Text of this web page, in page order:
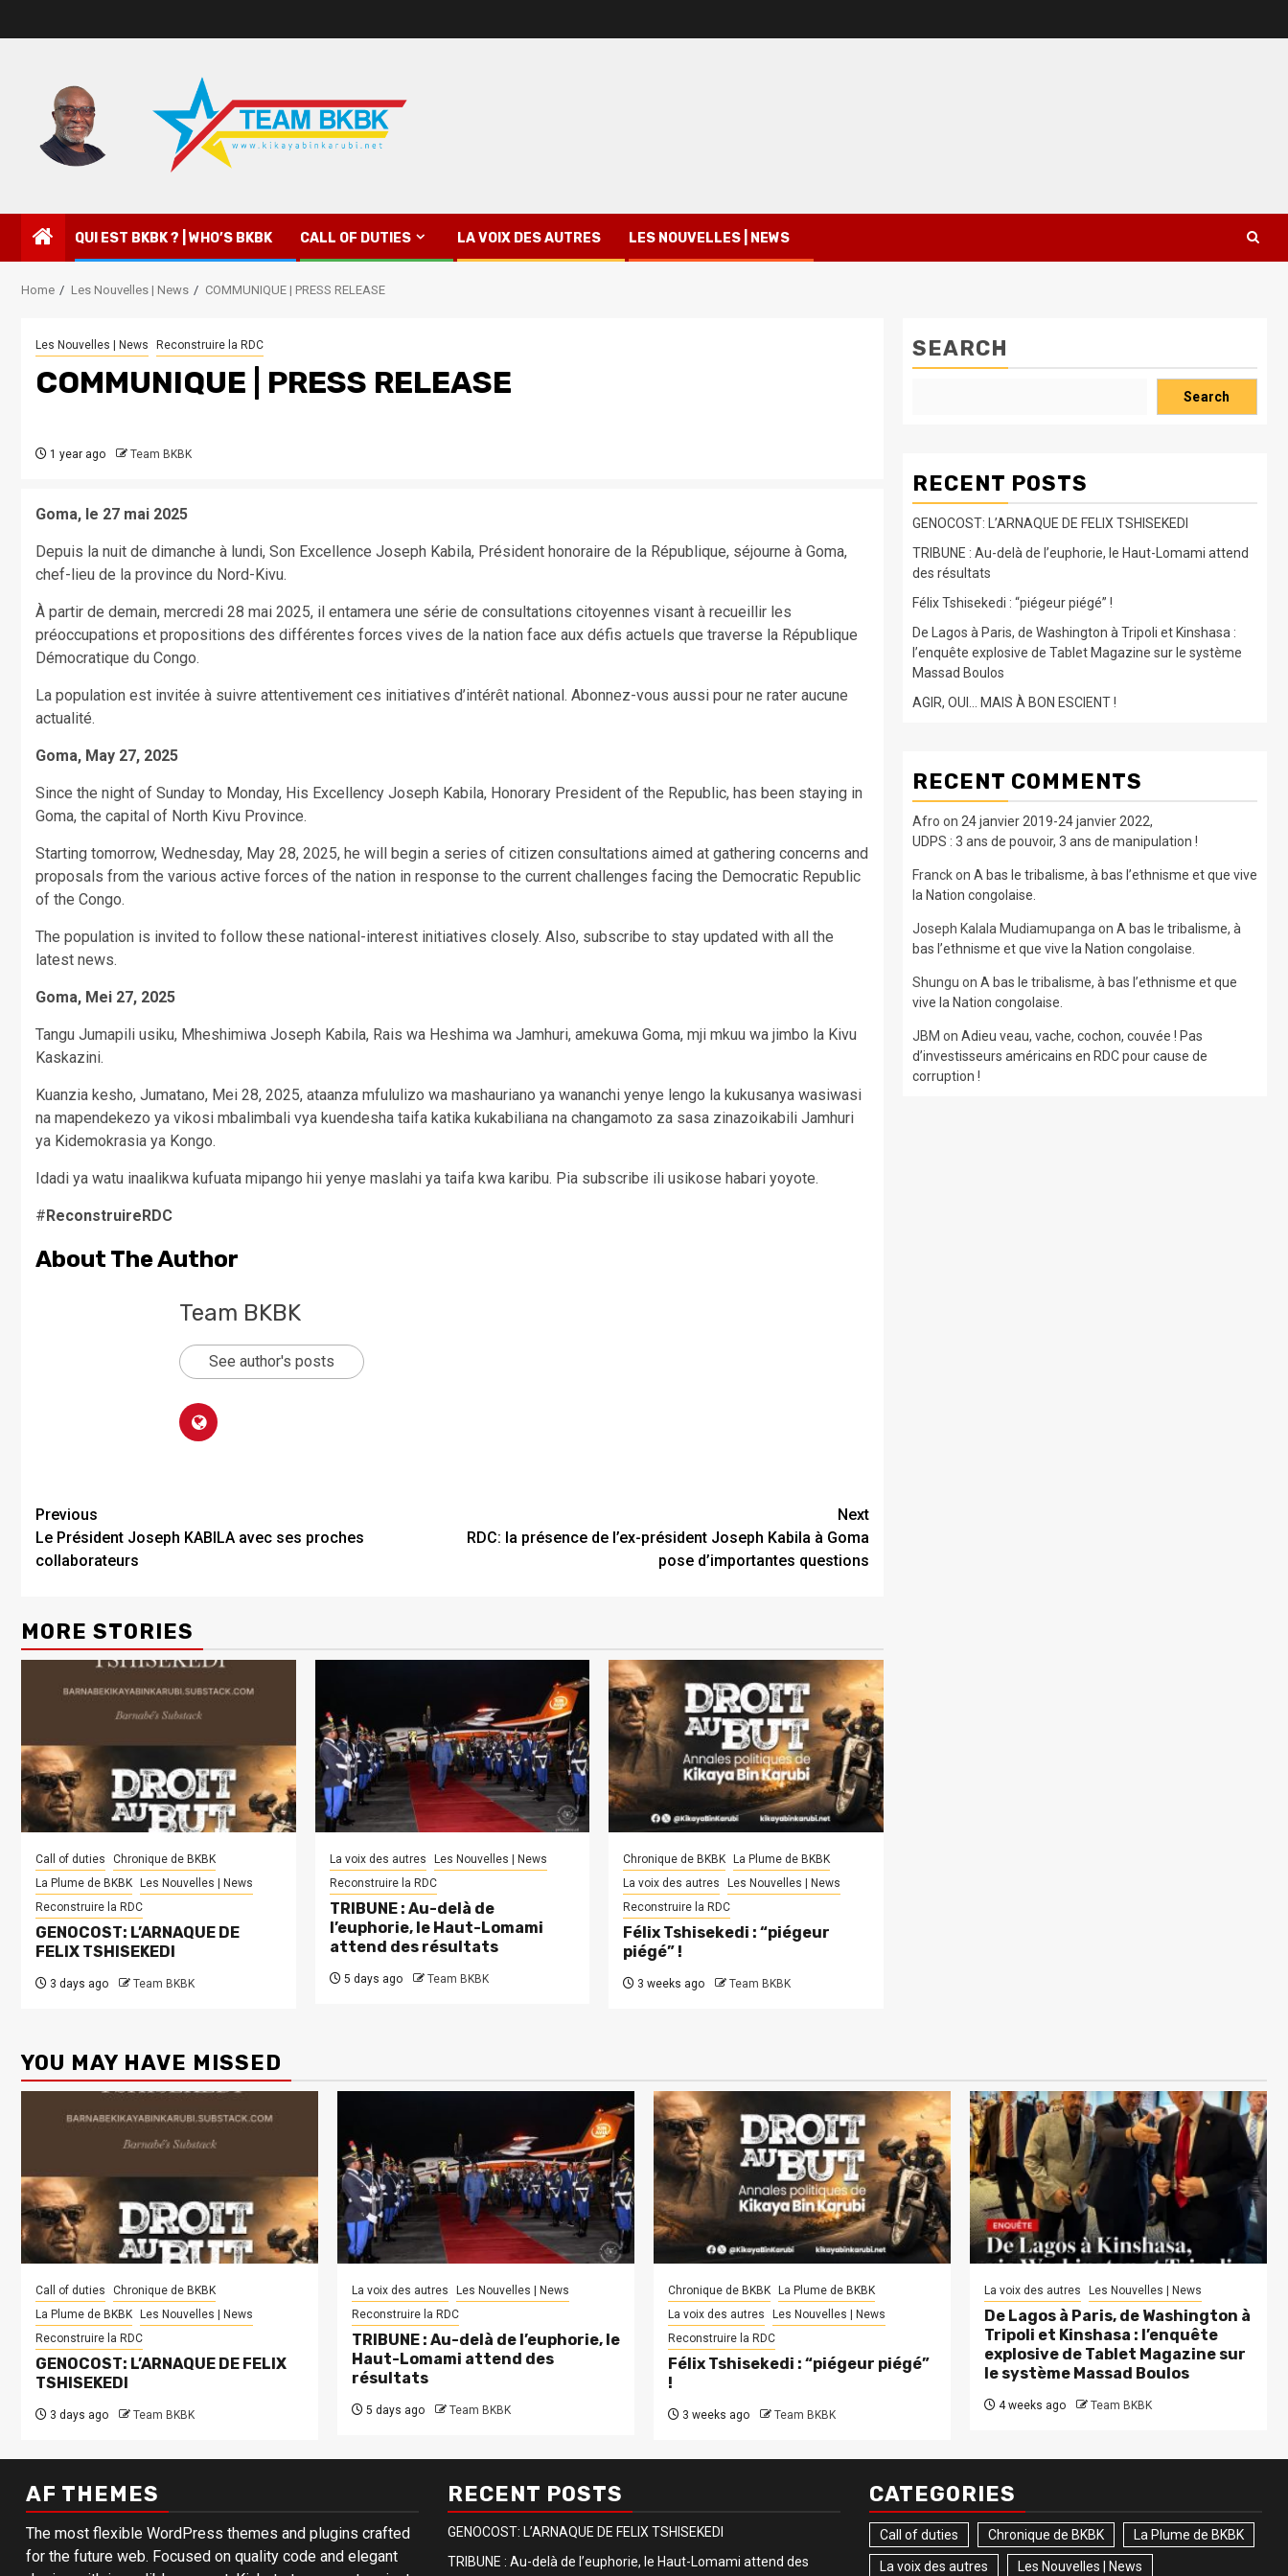
QUI EST BKBK ? | WHO’S BKBK CALL OF DUTIES LA VOIX DES AUTRES LES NOUVELLES | NEWS
Home Les Nouvelles | News COMMUNIQUE | PRESS RELEASE
Les Nouvelles | News Reconstruire la RDC
COMMUNIQUE | PRESS RELEASE
1 year ago Team BKBK
Goma, le 27 mai 2025
Depuis la nuit de dimanche à lundi, Son Excellence Joseph Kabila, Président honoraire de la République, séjourne à Goma,
chef-lieu de la province du Nord-Kivu.
À partir de demain, mercredi 28 mai 2025, il entamera une série de consultations citoyennes visant à recueillir les
préoccupations et propositions des différentes forces vives de la nation face aux défis actuels que traverse la République
Démocratique du Congo.
La population est invitée à suivre attentivement ces initiatives d’intérêt national. Abonnez-vous aussi pour ne rater aucune
actualité.
Goma, May 27, 2025
Since the night of Sunday to Monday, His Excellency Joseph Kabila, Honorary President of the Republic, has been staying in
Goma, the capital of North Kivu Province.
Starting tomorrow, Wednesday, May 28, 2025, he will begin a series of citizen consultations aimed at gathering concerns and
proposals from the various active forces of the nation in response to the current challenges facing the Democratic Republic
of the Congo.
The population is invited to follow these national-interest initiatives closely. Also, subscribe to stay updated with all the
latest news.
Goma, Mei 27, 2025
Tangu Jumapili usiku, Mheshimiwa Joseph Kabila, Rais wa Heshima wa Jamhuri, amekuwa Goma, mji mkuu wa jimbo la Kivu
Kaskazini.
Kuanzia kesho, Jumatano, Mei 28, 2025, ataanza mfululizo wa mashauriano ya wananchi yenye lengo la kukusanya wasiwasi
na mapendekezo ya vikosi mbalimbali vya kuendesha taifa katika kukabiliana na changamoto za sasa zinazoikabili Jamhuri
ya Kidemokrasia ya Kongo.
Idadi ya watu inaalikwa kufuata mipango hii yenye maslahi ya taifa kwa karibu. Pia subscribe ili usikose habari yoyote.
#ReconstruireRDC
About The Author
Team BKBK
See author's posts
Previous
Le Président Joseph KABILA avec ses proches
collaborateurs
Next
RDC: la présence de l’ex-président Joseph Kabila à Goma
pose d’importantes questions
MORE STORIES
Call of duties
Chronique de BKBK
La Plume de BKBK Les Nouvelles | News
Reconstruire la RDC
GENOCOST: L’ARNAQUE DE
FELIX TSHISEKEDI
3 days ago Team BKBK
La voix des autres
Les Nouvelles | News
Reconstruire la RDC
TRIBUNE : Au-delà de
l’euphorie, le Haut-Lomami
attend des résultats
5 days ago Team BKBK
Chronique de BKBK La Plume de BKBK
La voix des autres
Les Nouvelles | News
Reconstruire la RDC
Félix Tshisekedi : “piégeur
piégé” !
3 weeks ago Team BKBK
SEARCH
Search
RECENT POSTS
GENOCOST: L’ARNAQUE DE FELIX TSHISEKEDI
TRIBUNE : Au-delà de l’euphorie, le Haut-Lomami attend
des résultats
Félix Tshisekedi : “piégeur piégé” !
De Lagos à Paris, de Washington à Tripoli et Kinshasa :
l’enquête explosive de Tablet Magazine sur le système
Massad Boulos
AGIR, OUI… MAIS À BON ESCIENT !
RECENT COMMENTS
Afro on 24 janvier 2019-24 janvier 2022,
UDPS : 3 ans de pouvoir, 3 ans de manipulation !
Franckon A bas le tribalisme, à bas l’ethnisme et que vive
la Nation congolaise.
Joseph Kalala Mudiamupanga on A bas le tribalisme, à
bas l’ethnisme et que vive la Nation congolaise.
Shungu on A bas le tribalisme, à bas l’ethnisme et que
vive la Nation congolaise.
JBM on Adieu veau, vache, cochon, couvée ! Pas
d’investisseurs américains en RDC pour cause de
corruption !
YOU MAY HAVE MISSED
Call of duties
Chronique de BKBK
La Plume de BKBK Les Nouvelles | News
Reconstruire la RDC
GENOCOST: L’ARNAQUE DE FELIX
TSHISEKEDI
3 days ago Team BKBK
La voix des autres
Les Nouvelles | News
Reconstruire la RDC
TRIBUNE : Au-delà de l’euphorie, le
Haut-Lomami attend des
résultats
5 days ago Team BKBK
Chronique de BKBK La Plume de BKBK
La voix des autres
Les Nouvelles | News
Reconstruire la RDC
Félix Tshisekedi : “piégeur piégé”
!
3 weeks ago Team BKBK
La voix des autres Les Nouvelles | News
De Lagos à Paris, de Washington à
Tripoli et Kinshasa : l’enquête
explosive de Tablet Magazine sur
le système Massad Boulos
4 weeks ago Team BKBK
AF THEMES
The most flexible WordPress themes and plugins crafted
for the future web. Focused on quality code and elegant
RECENT POSTS
GENOCOST: L’ARNAQUE DE FELIX TSHISEKEDI
TRIBUNE : Au-delà de l’euphorie, le Haut-Lomami attend des
CATEGORIES
Call of duties Chronique de BKBK La Plume de BKBK
La voix des autres Les Nouvelles | News